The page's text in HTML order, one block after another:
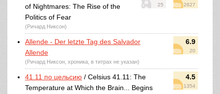
25 2627
of Nightmares: The Rise of the
Politics of Fear
(Ричард Никсон)
6.9
20
Allende - Der letzte Tag des Salvador
Allende
(Ричард Никсон, хроника, в титрах не указан)
4.5
1354
41.11 по цельсию / Celsius 41.11: The
Temperature at Which the Brain... Begins